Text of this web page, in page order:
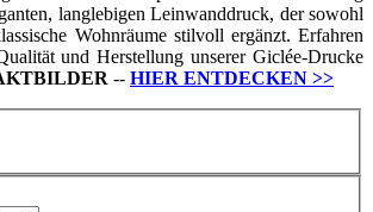
langlebigen Leinwanddruck, der sowohl
Wohnräume stilvoll ergänzt. Erfahren
und Herstellung unserer Giclée-Drucke
-- HIER ENTDECKEN >>